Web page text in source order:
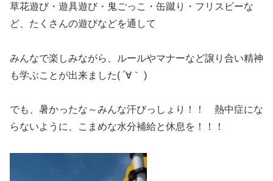
草花遊び・遊具遊び・鬼ごっこ・缶蹴り・フリスビーな
ど、たくさんの遊びなどを通して
みんなで楽しみながら、ルールやマナーなど譲り合い精神
も学ぶことが出来ました( ´∀｀ )
でも、暑かったな～みんな汗びっしょり！！ 熱中症にな
らないように、こまめな水分補給と休息を！！！